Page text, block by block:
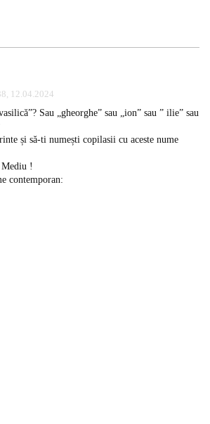
12.04.2024
Sau „gheorghe” sau „ion” sau ” ilie” sau
și să-ti numești copilasii cu aceste nume
!
contemporan: